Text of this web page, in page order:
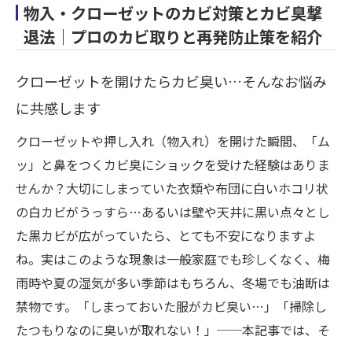
物入・クローゼットのカビ対策とカビ臭撃
退法｜プロのカビ取りと再発防止策を紹介
クローゼットを開けたらカビ臭い…そんなお悩み
に共感します
クローゼットや押し入れ（物入れ）を開けた瞬間、「ム
ッ」と鼻をつくカビ臭にショックを受けた経験はありま
せんか？大切にしまっていた衣類や布団に白いホコリ状
の白カビがうっすら…あるいは壁や天井に黒い点々とし
た黒カビが広がっていたら、とても不安になりますよ
ね。実はこのような現象は一般家庭でも珍しくなく、梅
雨時や夏の湿気が多い季節はもちろん、冬場でも油断は
禁物です。「しまっておいた服がカビ臭い…」「掃除し
たつもりなのに臭いが取れない！」──本記事では、そ